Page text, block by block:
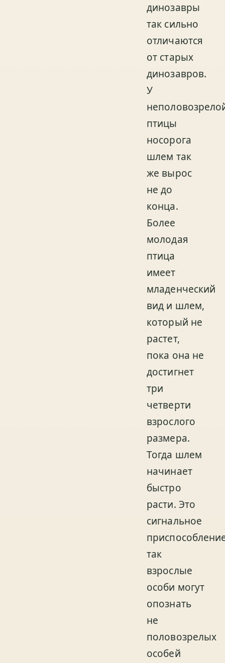
динозавры
так сильно
отличаются
от старых
динозавров.
У
птицы
носорога
шлем так
же вырос
не до
конца.
Более
молодая
птица
имеет
младенческий
вид и шлем,
который не
растет,
пока она не
достигнет
три
четверти
взрослого
размера.
Тогда шлем
начинает
быстро
расти. Это
сигнальное
так
взрослые
особи могут
опознать
не
половозрелых
особей